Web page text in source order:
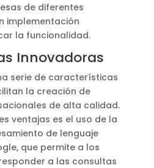
de diferentes
implementación
la funcionalidad.
Innovadoras
serie de características
la creación de
de alta calidad.
ventajas es el uso de la
de lenguaje
que permite a los
a las consultas